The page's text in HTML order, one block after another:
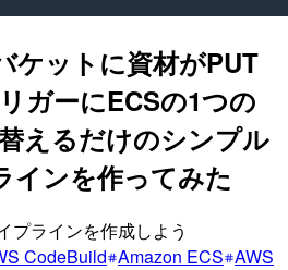
ケットに資材がPUT
ガーにECSの1つの
えるだけのシンプル
インを作ってみた
プラインを作成しよう
CodeBuild Amazon ECS AWS